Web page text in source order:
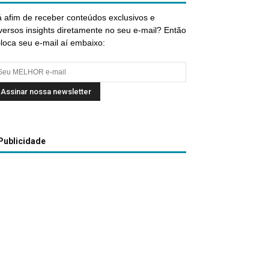
afim de receber conteúdos exclusivos e
insights diretamente no seu e-mail? Então
seu e-mail aí embaixo:
Publicidade